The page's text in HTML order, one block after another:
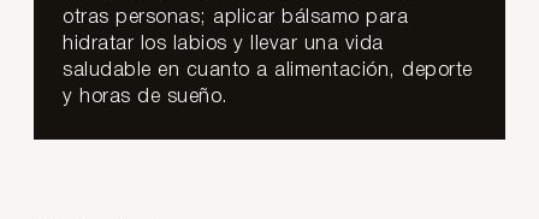
otras personas; aplicar bálsamo para
hidratar los labios y llevar una vida
saludable en cuanto a alimentación, deporte
y horas de sueño.